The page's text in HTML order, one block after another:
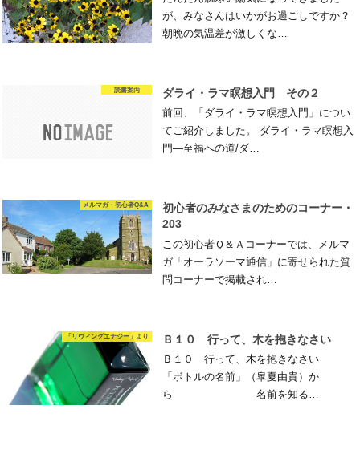
が、みなさんはいかがお過ごしですか？
朝晩の気温差が激しくな…
読書案内 ダライ・ラマ瞑想入門 その２
前回、「ダライ・ラマ瞑想入門」につい
てご紹介しました。 ダライ・ラマ瞑想入
門―至福への道/ダ…
メルマガ・初心者Q&A
初心者のみなさまのためのコーナー・
203
この初心者Ｑ＆Ａコーナーでは、メルマ
ガ「オーラソーマ通信」に寄せられた質
問コーナーで掲載され…
「リヴィングエナジー」より Ｂ１０ 行って、木を抱きなさい
Ｂ１０ 行って、木を抱きなさい
「ボトルの名前」（皐夏由貴）か
ら 名前を知る…